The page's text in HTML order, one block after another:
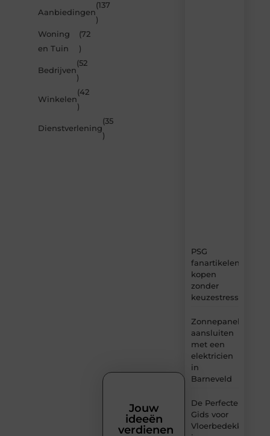
Aanbiedingen
(137
)
Woning
en Tuin
(72
)
Bedrijven
(52
)
Winkelen
(42
)
Dienstverlening
(35
)
PSG
fanartikelen
kopen
zonder
keuzestress
Zonnepanelen
aansluiten
met een
elektricien
in
Barneveld
De Perfecte
Gids voor
Vloerbedekking
Jouw
ideeën
verdienen